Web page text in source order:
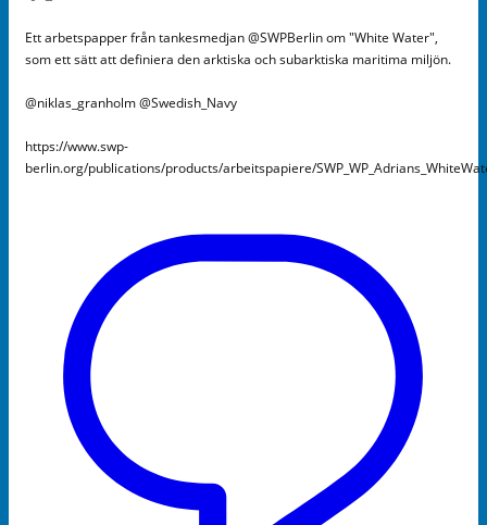
Ett arbetspapper från tankesmedjan @SWPBerlin om "White Water",
som ett sätt att definiera den arktiska och subarktiska maritima miljön.
@niklas_granholm @Swedish_Navy
https://www.swp-
berlin.org/publications/products/arbeitspapiere/